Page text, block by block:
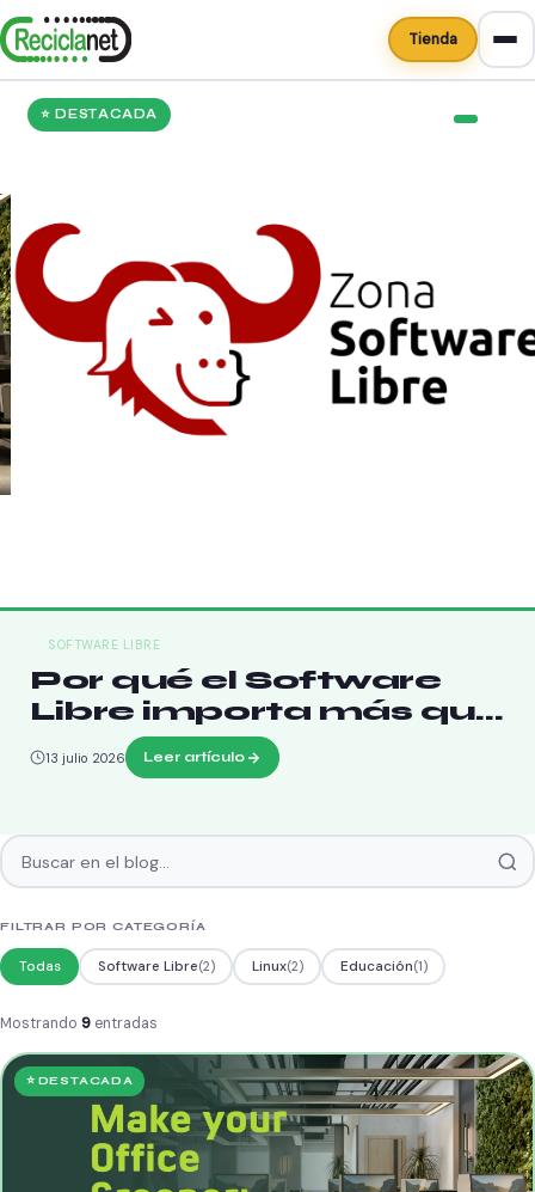
Tienda
⭐ DESTACADA
SOFTWARE LIBRE
Por qué el Software
Libre importa más que
nunca
13 julio 2026 Leer artículo
Blog de Reciclanet
Buscar en el blog
FILTRAR POR CATEGORÍA
Todas Software Libre(2) Linux(2) Educación(1)
Mostrando 9 entradas
⭐ DESTACADA